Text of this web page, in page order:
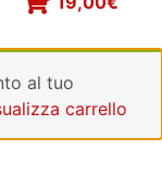
al tuo
carrello